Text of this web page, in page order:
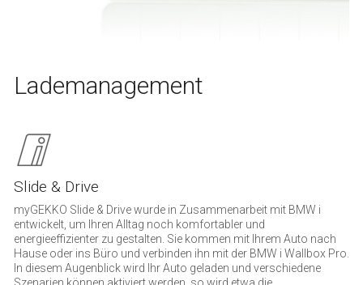
Lademanagement
Slide & Drive
myGEKKO Slide & Drive wurde in Zusammenarbeit mit BMW i
entwickelt, um Ihren Alltag noch komfortabler und
energieeffizienter zu gestalten. Sie kommen mit Ihrem Auto nach
Hause oder ins Büro und verbinden ihn mit der BMW i Wallbox Pro.
In diesem Augenblick wird Ihr Auto geladen und verschiedene
Szenarien können aktiviert werden, so wird etwa die